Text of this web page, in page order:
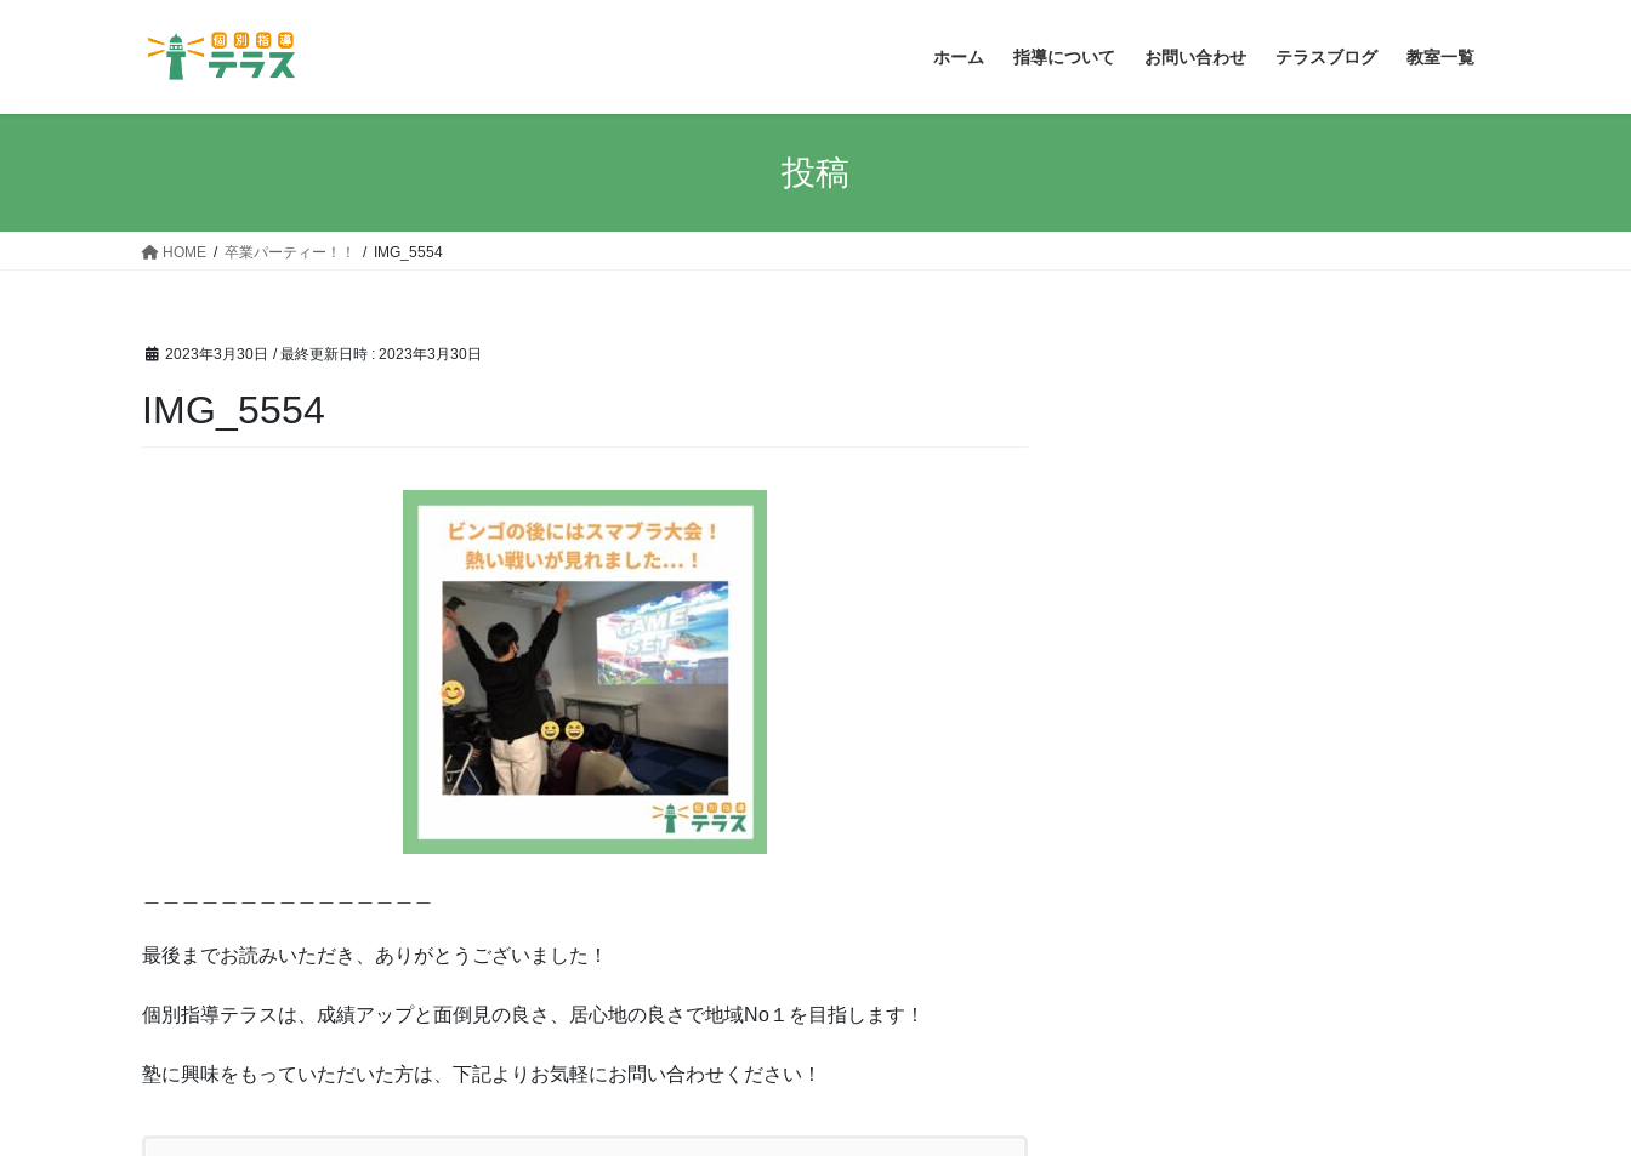
ホーム 指導について お問い合わせ テラスブログ 教室一覧
投稿
HOME 卒業パーティー！！ IMG_5554
2023年3月30日 / 最終更新日時 : 2023年3月30日
IMG_5554
最後までお読みいただき、ありがとうございました！
個別指導テラスは、成績アップと面倒見の良さ、居心地の良さで地域No１を目指します！
塾に興味をもっていただいた方は、下記よりお気軽にお問い合わせください！